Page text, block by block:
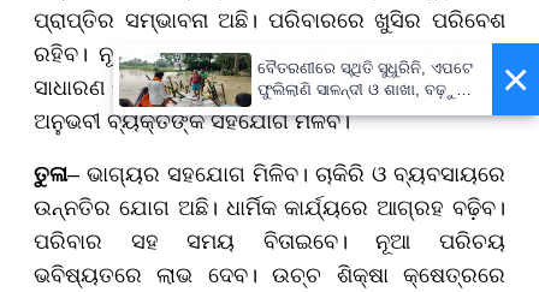
ପ୍ରାପ୍ତିର ସମ୍ଭାବନା ଅଛି। ପରିବାରରେ ଖୁସିର ପରିବେଶ
ରହିବ। ନୂଆ ଯୋଜନା ଆରମ୍ଭ କରିପାରନ୍ତି। ସ୍ୱାସ୍ଥ୍ୟ
ସାଧାରଣ ରହିବ। ଚାକିରି କ୍ଷେତ୍ରରେ ପ୍ରଶଂସା ମିଳିପାରେ।
ଅନୁଭବୀ ବ୍ୟକ୍ତିଙ୍କ ସହଯୋଗ ମିଳିବ।
ତୁଳା– ଭାଗ୍ୟର ସହଯୋଗ ମିଳିବ। ଚାକିରି ଓ ବ୍ୟବସାୟରେ
ଉନ୍ନତିର ଯୋଗ ଅଛି। ଧାର୍ମିକ କାର୍ଯ୍ୟରେ ଆଗ୍ରହ ବଢ଼ିବ।
ପରିବାର ସହ ସମୟ ବିତାଇବେ। ନୂଆ ପରିଚୟ
ଭବିଷ୍ୟତରେ ଲାଭ ଦେବ। ଉଚ୍ଚ ଶିକ୍ଷା କ୍ଷେତ୍ରରେ
×
ବୈତରଣୀରେ ସ୍ଥିତି ସୁଧୁରିନି, ଏପଟେ
ଫୁଲିଲାଣି ସାଳନ୍ଦୀ ଓ ଶାଖା, ବଢ଼ୁଛି
ବନ୍ୟା ଭୟ